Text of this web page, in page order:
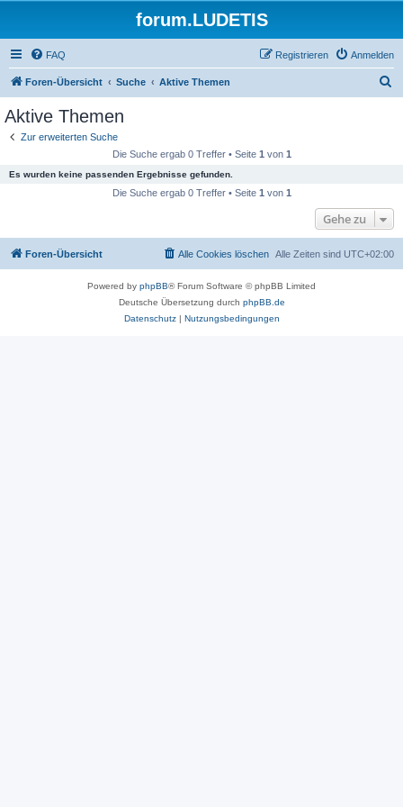
forum.LUDETIS
FAQ Anmelden
Registrieren
Foren-Übersicht Suche Aktive Themen
Aktive Themen
Zur erweiterten Suche
Die Suche ergab 0 Treffer • Seite 1 von 1
Es wurden keine passenden Ergebnisse gefunden.
Die Suche ergab 0 Treffer • Seite 1 von 1
Gehe zu
Foren-Übersicht Alle Zeiten sind UTC+02:00
Alle Cookies löschen
Powered by phpBB® Forum Software © phpBB Limited
Deutsche Übersetzung durch phpBB.de
Datenschutz| Nutzungsbedingungen